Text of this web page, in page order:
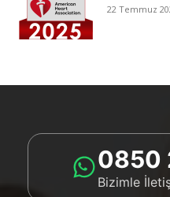
22 Temmuz
0850
Bizimle